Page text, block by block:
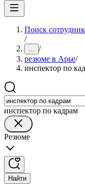
Поиск
/
... /
резюме в Арье/
инспектор по
инспектор по кадрам
Резюме
Найти